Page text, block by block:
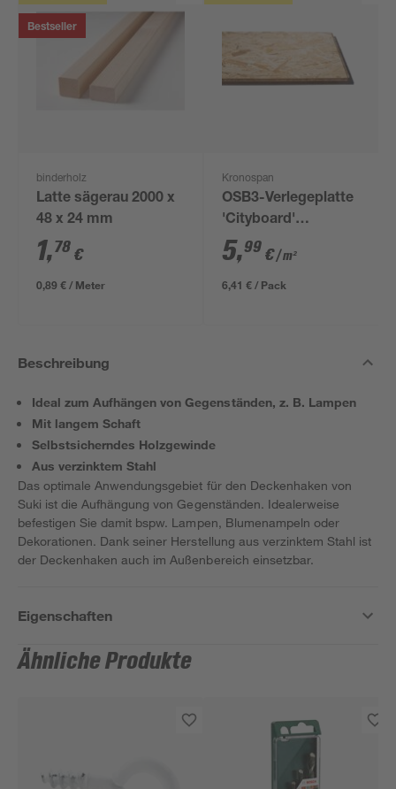
Bestseller
binderholz
Latte sägerau 2000 x
48 x 24 mm
1,78 €
0,89 € / Meter
Kronospan
OSB3-Verlegeplatte
'Cityboard'
ungeschliffen 1690 x
634 x 12 mm
5,99 €/ m²
6,41 € / Pack
Beschreibung
Ideal zum Aufhängen von Gegenständen, z. B. Lampen
Mit langem Schaft
Selbstsicherndes Holzgewinde
Aus verzinktem Stahl
Das optimale Anwendungsgebiet für den Deckenhaken von
Suki ist die Aufhängung von Gegenständen. Idealerweise
befestigen Sie damit bspw. Lampen, Blumenampeln oder
Dekorationen. Dank seiner Herstellung aus verzinktem Stahl ist
der Deckenhaken auch im Außenbereich einsetzbar.
Eigenschaften
Ähnliche Produkte